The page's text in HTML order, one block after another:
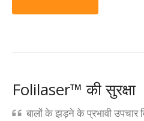
Folilaser™ की सुरक्षा
बालों के झड़ने के प्रभावी उपचार